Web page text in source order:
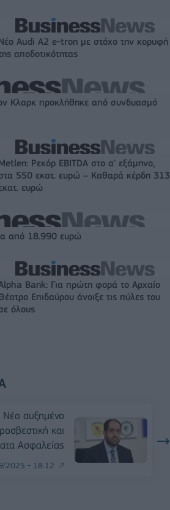
Audi A2 e-tron με στόχο την κορυφή
αποδοτικότητας
Κλαρκ προκλήθηκε από συνδυασμό
Ρεκόρ EBITDA στο α' εξάμηνο,
550 εκατ. ευρώ – Καθαρά κέρδη 313
ευρώ
από 18.990 ευρώ
Bank: Για πρώτη φορά το Αρχαίο
Επιδαύρου άνοιξε τις πύλες του
όλους
Νέο αυξημένο
και
Ασφαλείας
2025 - 18:12